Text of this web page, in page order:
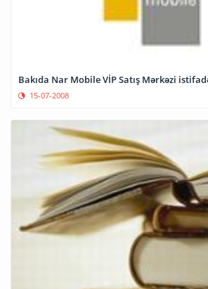
Bakıda Nar Mobile VİP Satış Mərkəzi
15-07-2008